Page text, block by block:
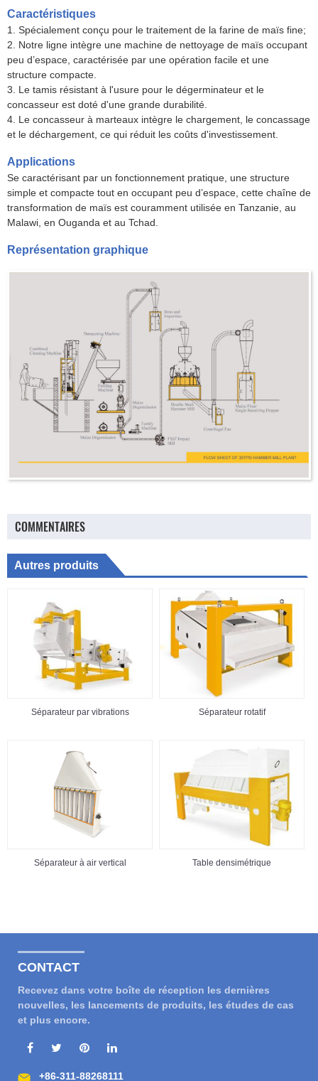
Caractéristiques
1. Spécialement conçu pour le traitement de la farine de maïs fine;
2. Notre ligne intègre une machine de nettoyage de maïs occupant
peu d’espace, caractérisée par une opération facile et une
structure compacte.
3. Le tamis résistant à l'usure pour le dégerminateur et le
concasseur est doté d'une grande durabilité.
4. Le concasseur à marteaux intègre le chargement, le concassage
et le déchargement, ce qui réduit les coûts d'investissement.
Applications
Se caractérisant par un fonctionnement pratique, une structure
simple et compacte tout en occupant peu d’espace, cette chaîne de
transformation de maïs est couramment utilisée en Tanzanie, au
Malawi, en Ouganda et au Tchad.
Représentation graphique
COMMENTAIRES
Autres produits
Séparateur par vibrations Séparateur rotatif
Séparateur à air vertical Table densimétrique
CONTACT
Recevez dans votre boîte de réception les dernières
nouvelles, les lancements de produits, les études de cas
et plus encore.
+86-311-88268111